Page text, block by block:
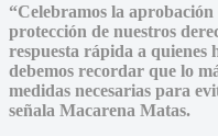
“Celebramos la aprobación
protección de nuestros
respuesta rápida a quienes
debemos recordar que lo
medidas necesarias para
señala Macarena Matas.